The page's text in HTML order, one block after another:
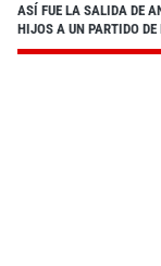
ASÍ FUE LA SALIDA DE
HIJOS A UN PARTIDO